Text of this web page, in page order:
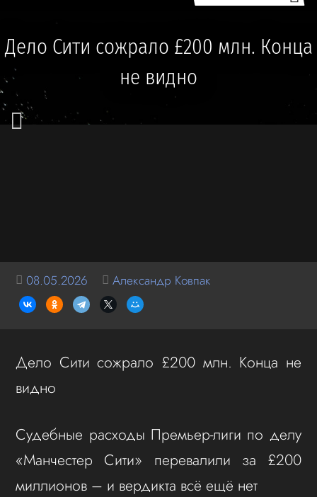
Дело Сити сожрало £200 млн. Конца
не видно
08.05.2026 Александр Ковпак
Дело Сити сожрало £200 млн. Конца не
видно
Судебные расходы Премьер-лиги по делу
«Манчестер Сити» перевалили за £200
миллионов – и вердикта всё ещё нет